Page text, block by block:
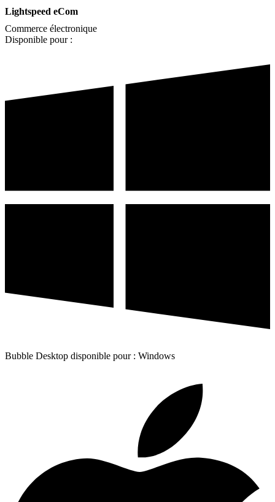
Lightspeed eCom
Commerce électronique
Disponible pour :
Bubble Desktop disponible pour : Windows